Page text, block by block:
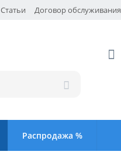
Статьи Договор обслуживания
Распродажа %